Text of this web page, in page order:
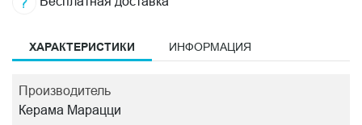
ХАРАКТЕРИСТИКИ ИНФОРМАЦИЯ
Производитель
Керама Марацци